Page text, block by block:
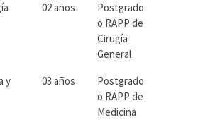
02 años
Postgrado
o RAPP de
Cirugía
General
y
03 años
Postgrado
o RAPP de
Medicina